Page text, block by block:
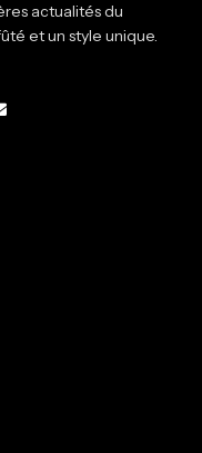
actualités du
et un style unique.